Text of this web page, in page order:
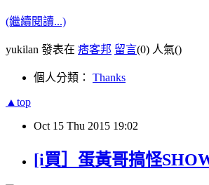
(繼續閱讀...)
yukilan 發表在 痞客邦 留言(0) 人氣()
個人分類： Thanks
▲top
Oct 15 Thu 2015 19:02
[i買］蛋黃哥搞怪